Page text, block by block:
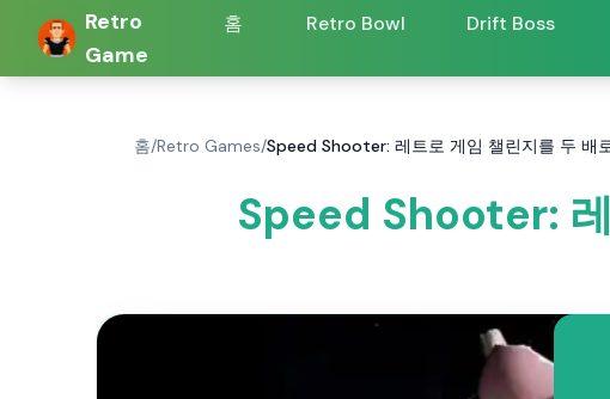
Retro
Game
홈 Retro Bowl Drift Boss
홈/Retro Games/Speed Shooter: 레트로 게임 챌린지를 두 배
Speed Shooter: